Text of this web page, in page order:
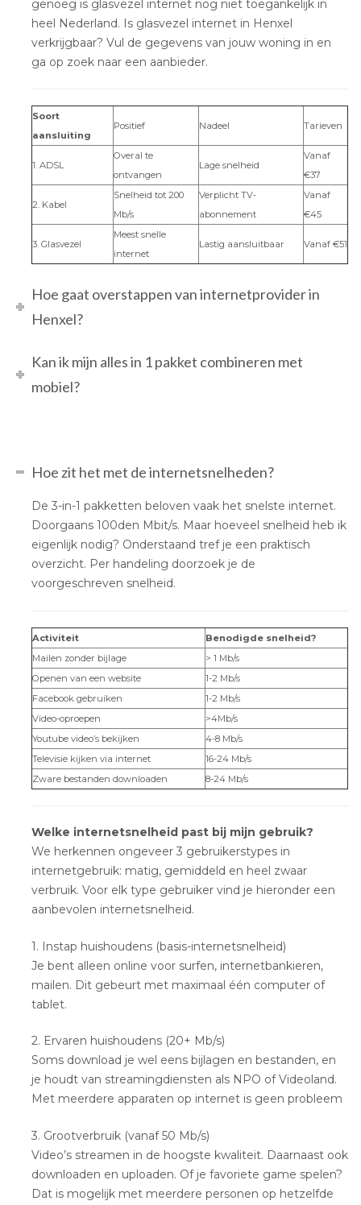
genoeg is glasvezel internet nog niet toegankelijk in
heel Nederland. Is glasvezel internet in Henxel
verkrijgbaar? Vul de gegevens van jouw woning in en
ga op zoek naar een aanbieder.
Soort
aansluiting
Positief Nadeel Tarieven
1. ADSL
Overal te
ontvangen
Lage snelheid
Vanaf
€37
2. Kabel
Snelheid tot 200
Mb/s
Verplicht TV-
abonnement
Vanaf
€45
3. Glasvezel
Meest snelle
internet
Lastig aansluitbaar Vanaf €51
Hoe gaat overstappen van internetprovider in
Henxel?
Kan ik mijn alles in 1 pakket combineren met
mobiel?
Hoe zit het met de internetsnelheden?
De 3-in-1 pakketten beloven vaak het snelste internet.
Doorgaans 100den Mbit/s. Maar hoeveel snelheid heb ik
eigenlijk nodig? Onderstaand tref je een praktisch
overzicht. Per handeling doorzoek je de
voorgeschreven snelheid.
Activiteit
Benodigde snelheid?
Mailen zonder bijlage
> 1 Mb/s
Openen van een website
1-2 Mb/s
Facebook gebruiken
1-2 Mb/s
Video-oproepen
>4Mb/s
Youtube video’s bekijken
4-8 Mb/s
Televisie kijken via internet
16-24 Mb/s
Zware bestanden downloaden
8-24 Mb/s
Welke internetsnelheid past bij mijn gebruik?
We herkennen ongeveer 3 gebruikerstypes in
internetgebruik: matig, gemiddeld en heel zwaar
verbruik. Voor elk type gebruiker vind je hieronder een
aanbevolen internetsnelheid.
1. Instap huishoudens (basis-internetsnelheid)
Je bent alleen online voor surfen, internetbankieren,
mailen. Dit gebeurt met maximaal één computer of
tablet.
2. Ervaren huishoudens (20+ Mb/s)
Soms download je wel eens bijlagen en bestanden, en
je houdt van streamingdiensten als NPO of Videoland.
Met meerdere apparaten op internet is geen probleem
3. Grootverbruik (vanaf 50 Mb/s)
Video’s streamen in de hoogste kwaliteit. Daarnaast ook
downloaden en uploaden. Of je favoriete game spelen?
Dat is mogelijk met meerdere personen op hetzelfde